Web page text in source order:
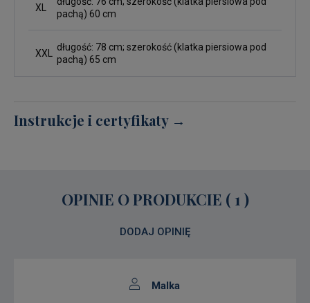
XL
pachą) 60 cm
XXL
długość: 78 cm; szerokość (klatka piersiowa pod
pachą) 65 cm
Instrukcje i certyfikaty →
OPINIE O PRODUKCIE ( 1 )
DODAJ OPINIĘ
Malka